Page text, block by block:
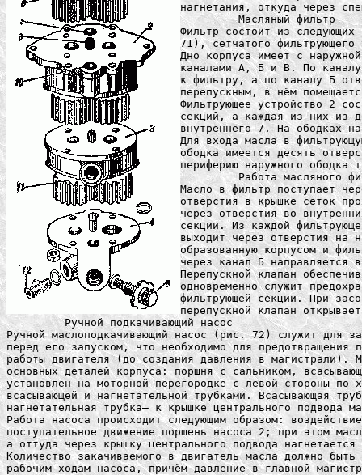
нагнетания, откуда через
	 Масляный фильтр
Фильтр состоит из
71), сетчатого
Дно корпуса имеет с
каналами А, Б и В. По каналу
к фильтру, а по каналу Б
перепускным, в нём
Фильтрующее устройство 2
секций, а каждая из них из
внутреннего 7. На ободках
Для входа масла в
ободка имеется десять
периферию наружного ободка
	 Работа масляного фильтра
Масло в фильтр поступает
отверстия в крышке сеток
через отверстия во
секции. Из каждой
выходит через отверстия на
образованную корпусом и
через канал Б направляется
Перепускной клапан
одновременно служит
фильтрующей секции. При
перепускной клапан
	 Ручной подкачивающий насос
Ручной маслоподкачивающий насос (рис. 72) служит для
перед его запуском, что необходимо для предотвращения
работы двигателя (до создания давления в магистрали).
основных деталей корпуса: поршня с сальником,
установлен на моторной перегородке с левой стороны по
всасывающей и нагнетательной трубками. Всасывающая
нагнетательная трубка— к крышке центрального подвода
Работа насоса происходит следующим образом:
поступательное движение поршень насоса 2; при этом
а оттуда через крышку центрального подвода
Количество закачиваемого в двигатель масла должно
рабочим ходам насоса, причём давление в главной